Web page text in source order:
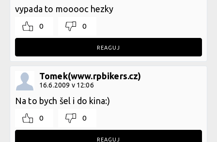
vypada to mooooc hezky
0 0
REAGUJ
Tomek(www.rpbikers.cz)
16.6.2009 v 12:06
Na to bych šel i do kina:)
0 0
REAGUJ